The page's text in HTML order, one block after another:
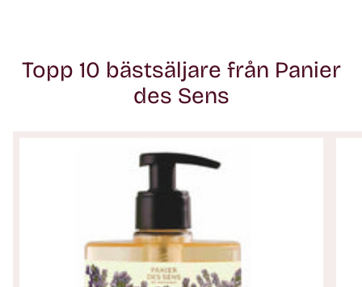
Topp 10 bästsäljare från Panier
des Sens